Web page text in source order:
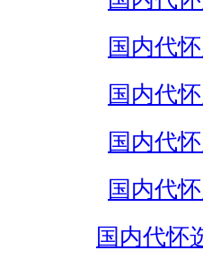
国内代
国内代
国内代
国内代
国内代怀